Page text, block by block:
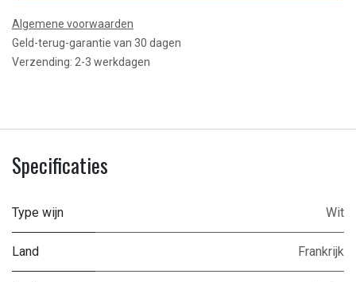
Algemene voorwaarden
Geld-terug-garantie van 30 dagen
Verzending: 2-3 werkdagen
Specificaties
Type wijn Wit
Land Frankrijk